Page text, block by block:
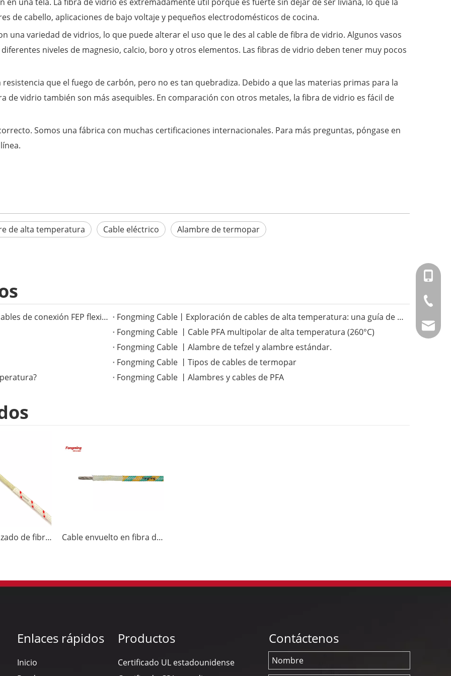
de cabello, aplicaciones de bajo voltaje y pequeños electrodomésticos de cocina.
una variedad de vidrios, lo que puede alterar el uso que le des al cable de fibra de vidrio. Algunos vasos
niveles de magnesio, calcio, boro y otros elementos. Las fibras de vidrio deben tener muy pocos
que el fuego de carbón, pero no es tan quebradiza. Debido a que las materias primas para la
de vidrio también son más asequibles. En comparación con otros metales, la fibra de vidrio es fácil de
Somos una fábrica con muchas certificaciones internacionales. Para más preguntas, póngase en
de alta temperatura Cable eléctrico Alambre de termopar
Fongming Cable丨Mejora del rendimiento con cables de conexión FEP flexibles en entornos extremos
Fongming Cable丨Exploración de cables de alta temperatura: una guía de diferentes tipos para distintos rangos de temperatura
Fongming Cable 丨Cable PFA multipolar de alta temperatura (260°C)
Fongming Cable 丨Alambre de tefzel y alambre estándar.
Fongming Cable 丨Tipos de cables de termopar
Fongming Cable 丨Alambres y cables de PFA
Alambre trenzado de fibra de vidrio 350C 300V Cable envuelto en fibra de vidrio 350C 300V
Enlaces rápidos
Inicio
+86-
+86-
Productos
Certificado UL estadounidense
Contáctenos